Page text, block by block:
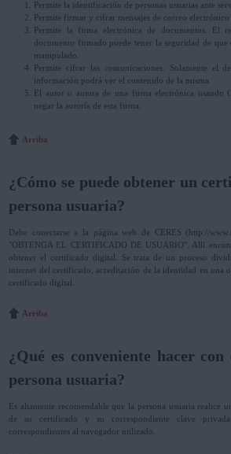
Permite la identificación de personas usuarias ante
Permite firmar y cifrar mensajes de correo electrónico
Permite la firma electrónica de documentos. El
documento firmado puede tener la seguridad de
manipulado.
Permite cifrar las comunicaciones. Solamente el
información podrá ver el contenido de la misma.
El autor o autora de una firma electrónica usando
negar la autoría de esta firma.
Arriba
¿Cómo se puede obtener un
persona usuaria?
Debe conectarse a la página web de CERES (http://
"OBTENGA EL CERTIFICADO DE USUARIO". Allí
obtener el certificado digital. Se trata de un proceso
internet del certificado, acreditación de la identidad en una
certificado digital.
Arriba
¿Qué es conveniente hacer
persona usuaria?
Es altamente recomendable que la persona usuaria realice
de su certificado y su correspondiente clave
correspondientes al navegador utilizado.